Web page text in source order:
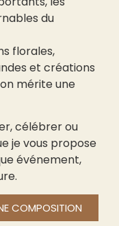
du
florales,
et créations
mérite une
célébrer ou
je vous propose
événement,
COMPOSITION